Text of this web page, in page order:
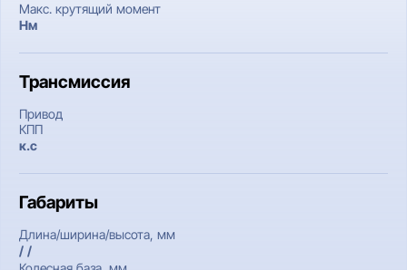
Макс. крутящий момент
Нм
Трансмиссия
Привод
КПП
к.c
Габариты
Длина/ширина/высота, мм
/ /